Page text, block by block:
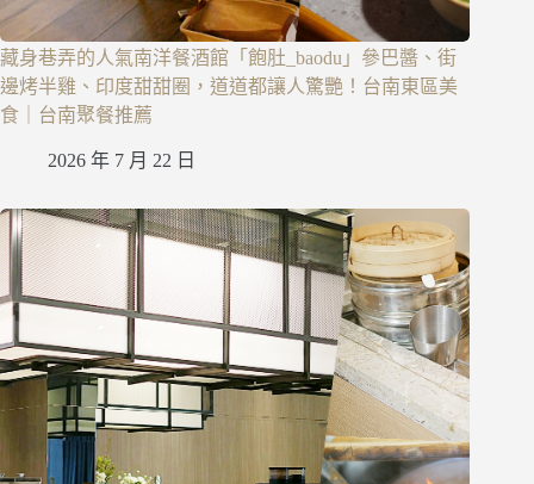
藏身巷弄的人氣南洋餐酒館「飽肚_baodu」參巴醬、街
邊烤半雞、印度甜甜圈，道道都讓人驚艷！台南東區美
食｜台南聚餐推薦
2026 年 7 月 22 日